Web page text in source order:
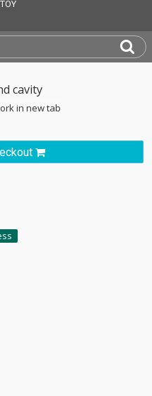
in new tab